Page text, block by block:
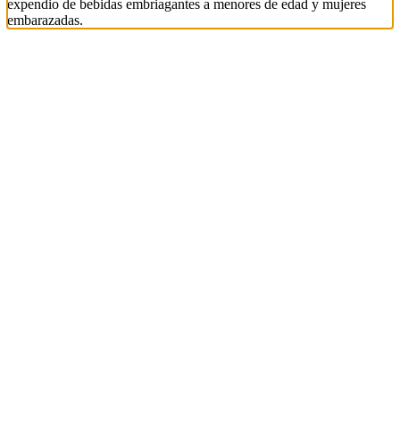
expendio de bebidas embriagantes a menores de edad y mujeres
embarazadas.